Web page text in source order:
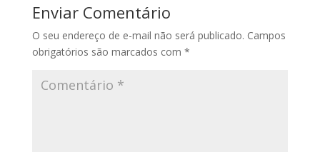
Enviar Comentário
O seu endereço de e-mail não será publicado. Campos
obrigatórios são marcados com *